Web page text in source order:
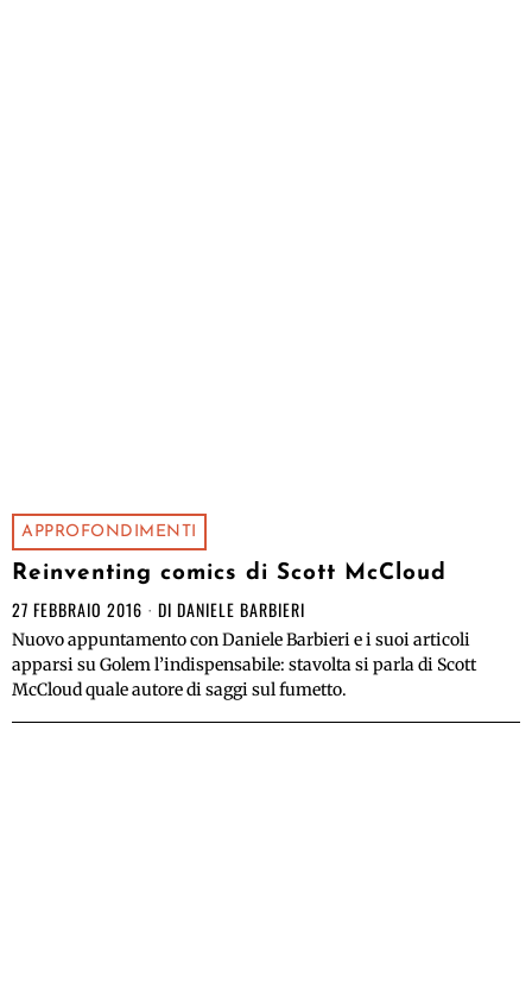
APPROFONDIMENTI
Reinventing comics di Scott McCloud
27 FEBBRAIO 2016 DI DANIELE BARBIERI
Nuovo appuntamento con Daniele Barbieri e i suoi articoli
apparsi su Golem l’indispensabile: stavolta si parla di Scott
McCloud quale autore di saggi sul fumetto.